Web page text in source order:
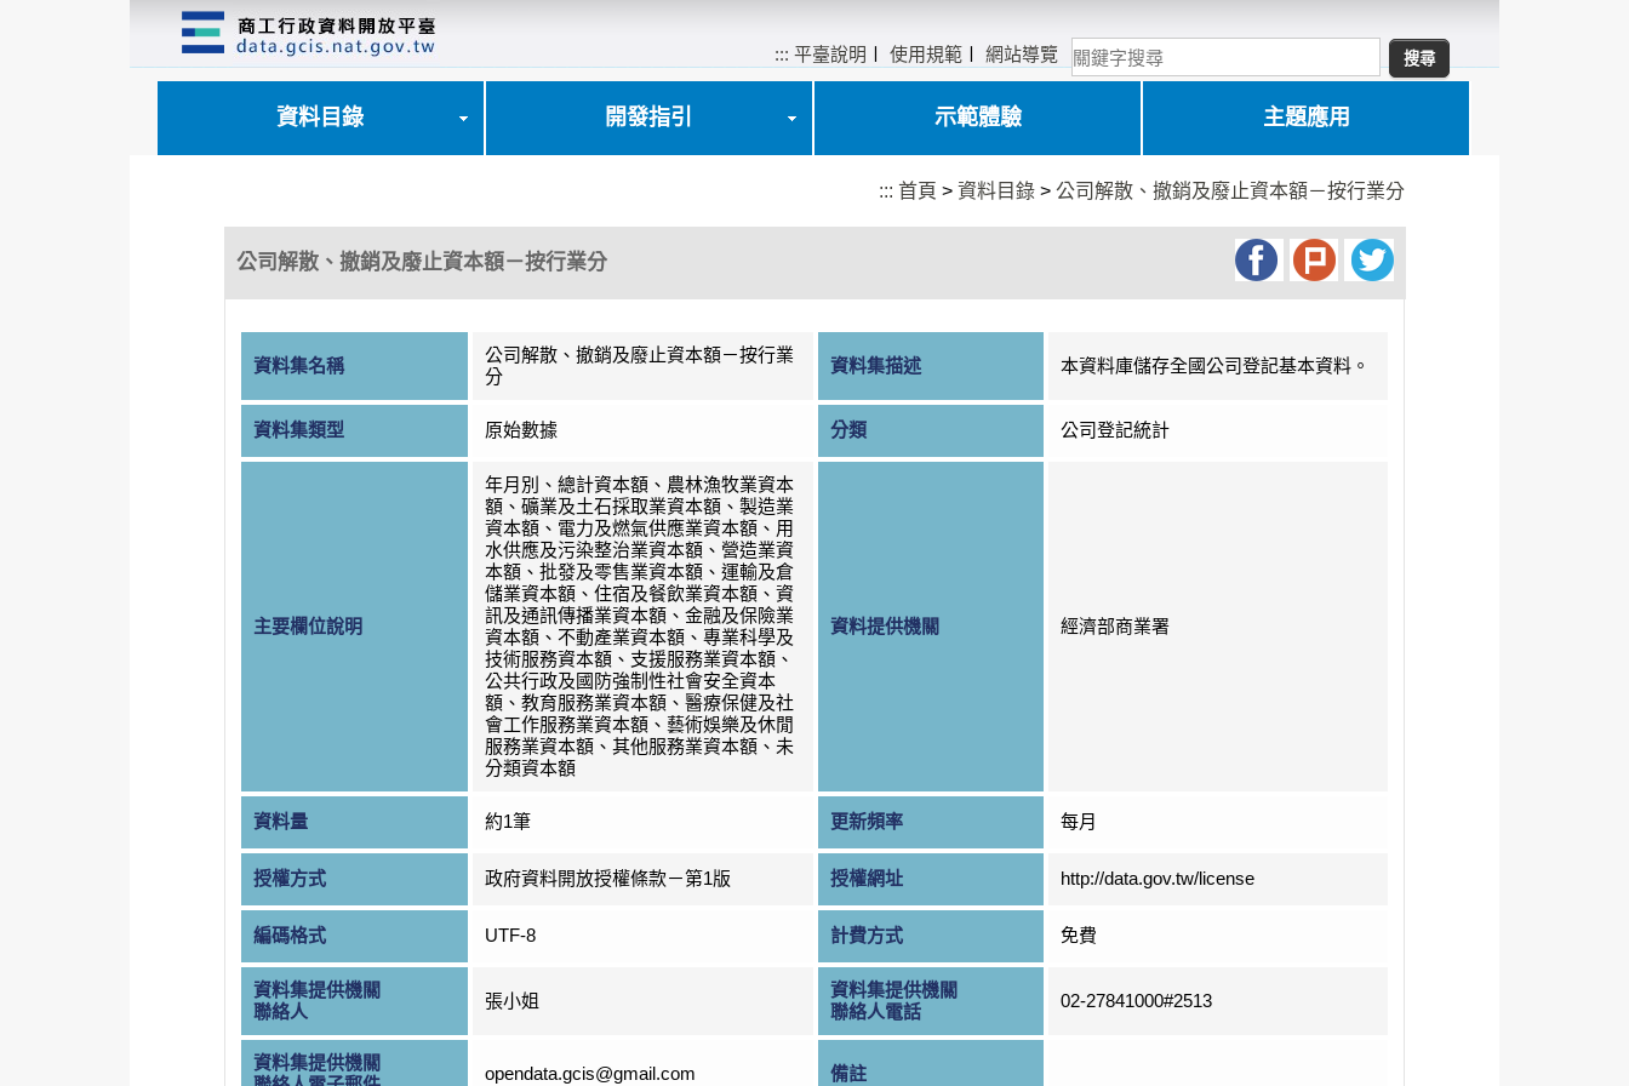
::: 平臺說明 〡使用規範 〡網站導覽
資料目錄 開發指引 示範體驗 主題應用
::: 首頁 >資料目錄 >公司解散、撤銷及廢止資本額－按行業分
公司解散、撤銷及廢止資本額－按行業分
資料集名稱
公司解散、撤銷及廢止資本額－按行業
分
資料集描述 本資料庫儲存全國公司登記基本資料。
資料集類型 原始數據 分類 公司登記統計
主要欄位說明
年月別、總計資本額、農林漁牧業資本
額、礦業及土石採取業資本額、製造業
資本額、電力及燃氣供應業資本額、用
水供應及污染整治業資本額、營造業資
本額、批發及零售業資本額、運輸及倉
儲業資本額、住宿及餐飲業資本額、資
訊及通訊傳播業資本額、金融及保險業
資本額、不動產業資本額、專業科學及
技術服務資本額、支援服務業資本額、
公共行政及國防強制性社會安全資本
額、教育服務業資本額、醫療保健及社
會工作服務業資本額、藝術娛樂及休閒
服務業資本額、其他服務業資本額、未
分類資本額
資料提供機關 經濟部商業署
資料量 約1筆 更新頻率 每月
授權方式 政府資料開放授權條款－第1版 授權網址 http://data.gov.tw/license
編碼格式 UTF-8 計費方式 免費
資料集提供機關
聯絡人
張小姐
資料集提供機關
聯絡人電話
02-27841000#2513
資料集提供機關
opendata.gcis@gmail.com 備註